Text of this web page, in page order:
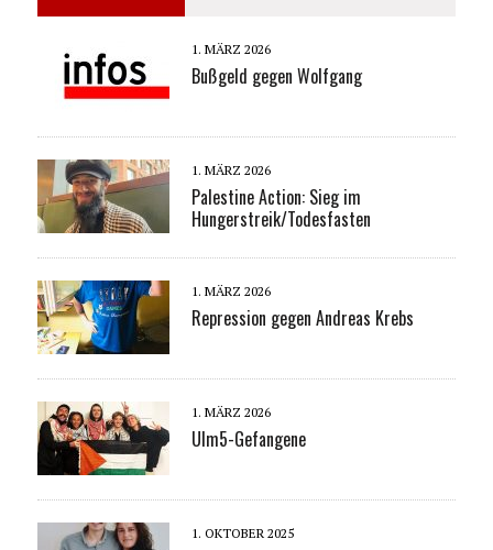
1. MÄRZ 2026
Bußgeld gegen Wolfgang
1. MÄRZ 2026
Palestine Action: Sieg im
Hungerstreik/Todesfasten
1. MÄRZ 2026
Repression gegen Andreas Krebs
1. MÄRZ 2026
Ulm5-Gefangene
1. OKTOBER 2025